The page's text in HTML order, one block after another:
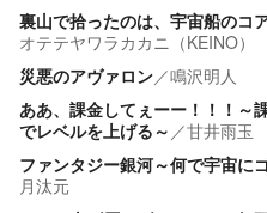
裏山で拾ったのは、宇宙船のコ
オテテヤワラカカニ（KEINO）
災悪のアヴァロン／鳴沢明人
ああ、課金してぇーー！！！～
でレベルを上げる～ ／甘井雨玉
ファンタジー銀河～何で宇宙に
月汰元